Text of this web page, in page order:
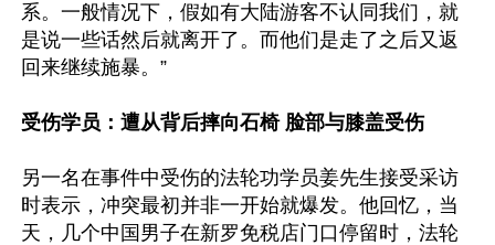
系。一般情况下，假如有大陆游客不认同我们，就
是说一些话然后就离开了。而他们是走了之后又返
回来继续施暴。”
受伤学员：遭从背后摔向石椅 脸部与膝盖受伤
另一名在事件中受伤的法轮功学员姜先生接受采访
时表示，冲突最初并非一开始就爆发。他回忆，当
天，几个中国男子在新罗免税店门口停留时，法轮